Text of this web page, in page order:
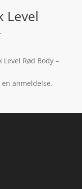
Level
Rød Body –
anmeldelse.